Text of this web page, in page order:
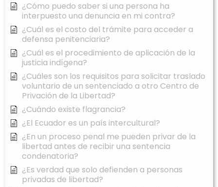
¿Cómo puedo saber si una persona ha
interpuesto una denuncia en mi contra?
¿Cuál es el costo del trámite para acceder a
defensa penitenciaria?
¿Cuál es el procedimiento de aplicación de la
justicia indígena?
¿Cuáles son los requisitos para solicitar traslado
voluntario de un sentenciado a otro Centro de
Privación de la Libertad?
¿Cuándo existe flagrancia?
¿El Ecuador es un país intercultural?
¿En un proceso penal me pueden privar de la
libertad antes de recibir una sentencia
condenatoria?
¿Es verdad que solo defienden a personas
privadas de libertad?